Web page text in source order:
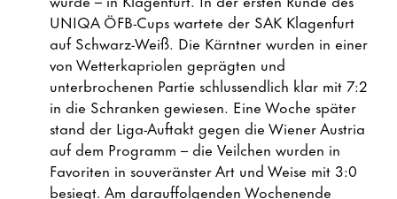
UNIQA ÖFB-Cups wartete der SAK Klagenfurt
auf Schwarz-Weiß. Die Kärntner wurden in einer
von Wetterkapriolen geprägten und
unterbrochenen Partie schlussendlich klar mit 7:2
in die Schranken gewiesen. Eine Woche später
stand der Liga-Auftakt gegen die Wiener Austria
auf dem Programm – die Veilchen wurden in
Favoriten in souveränster Art und Weise mit 3:0
besiegt. Am darauffolgenden Wochenende